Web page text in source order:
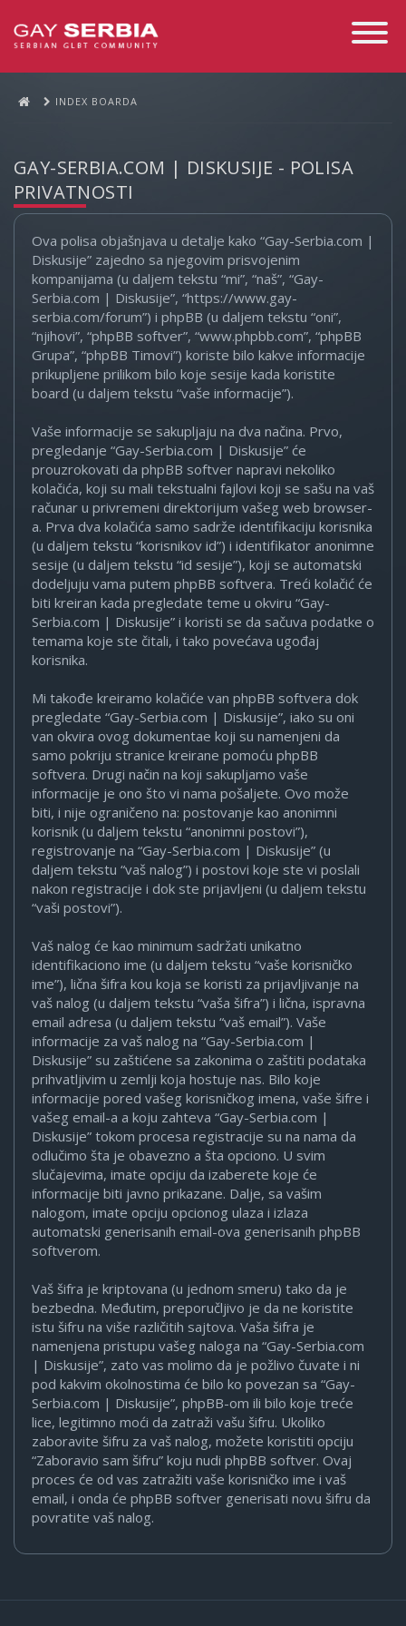
Toggle
INDEX BOARDA
GAY-SERBIA.COM | DISKUSIJE - POLISA
PRIVATNOSTI
Ova polisa objašnjava u detalje kako “Gay-Serbia.com |
Diskusije” zajedno sa njegovim prisvojenim
kompanijama (u daljem tekstu “mi”, “naš”, “Gay-
Serbia.com | Diskusije”, “https://www.gay-
serbia.com/forum”) i phpBB (u daljem tekstu “oni”,
“njihovi”, “phpBB softver”, “www.phpbb.com”, “phpBB
Grupa”, “phpBB Timovi”) koriste bilo kakve informacije
prikupljene prilikom bilo koje sesije kada koristite
board (u daljem tekstu “vaše informacije”).
Vaše informacije se sakupljaju na dva načina. Prvo,
pregledanje “Gay-Serbia.com | Diskusije” će
prouzrokovati da phpBB softver napravi nekoliko
kolačića, koji su mali tekstualni fajlovi koji se sašu na vaš
računar u privremeni direktorijum vašeg web browser-
a. Prva dva kolačića samo sadrže identifikaciju korisnika
(u daljem tekstu “korisnikov id”) i identifikator anonimne
sesije (u daljem tekstu “id sesije”), koji se automatski
dodeljuju vama putem phpBB softvera. Treći kolačić će
biti kreiran kada pregledate teme u okviru “Gay-
Serbia.com | Diskusije” i koristi se da sačuva podatke o
temama koje ste čitali, i tako povećava ugođaj
korisnika.
Mi takođe kreiramo kolačiće van phpBB softvera dok
pregledate “Gay-Serbia.com | Diskusije”, iako su oni
van okvira ovog dokumentae koji su namenjeni da
samo pokriju stranice kreirane pomoću phpBB
softvera. Drugi način na koji sakupljamo vaše
informacije je ono što vi nama pošaljete. Ovo može
biti, i nije ograničeno na: postovanje kao anonimni
korisnik (u daljem tekstu “anonimni postovi”),
registrovanje na “Gay-Serbia.com | Diskusije” (u
daljem tekstu “vaš nalog”) i postovi koje ste vi poslali
nakon registracije i dok ste prijavljeni (u daljem tekstu
“vaši postovi”).
Vaš nalog će kao minimum sadržati unikatno
identifikaciono ime (u daljem tekstu “vaše korisničko
ime”), lična šifra kou koja se koristi za prijavljivanje na
vaš nalog (u daljem tekstu “vaša šifra”) i lična, ispravna
email adresa (u daljem tekstu “vaš email”). Vaše
informacije za vaš nalog na “Gay-Serbia.com |
Diskusije” su zaštićene sa zakonima o zaštiti podataka
prihvatljivim u zemlji koja hostuje nas. Bilo koje
informacije pored vašeg korisničkog imena, vaše šifre i
vašeg email-a a koju zahteva “Gay-Serbia.com |
Diskusije” tokom procesa registracije su na nama da
odlučimo šta je obavezno a šta opciono. U svim
slučajevima, imate opciju da izaberete koje će
informacije biti javno prikazane. Dalje, sa vašim
nalogom, imate opciju opcionog ulaza i izlaza
automatski generisanih email-ova generisanih phpBB
softverom.
Vaš šifra je kriptovana (u jednom smeru) tako da je
bezbedna. Međutim, preporučljivo je da ne koristite
istu šifru na više različitih sajtova. Vaša šifra je
namenjena pristupu vašeg naloga na “Gay-Serbia.com
| Diskusije”, zato vas molimo da je požlivo čuvate i ni
pod kakvim okolnostima će bilo ko povezan sa “Gay-
Serbia.com | Diskusije”, phpBB-om ili bilo koje treće
lice, legitimno moći da zatraži vašu šifru. Ukoliko
zaboravite šifru za vaš nalog, možete koristiti opciju
“Zaboravio sam šifru” koju nudi phpBB softver. Ovaj
proces će od vas zatražiti vaše korisničko ime i vaš
email, i onda će phpBB softver generisati novu šifru da
povratite vaš nalog.